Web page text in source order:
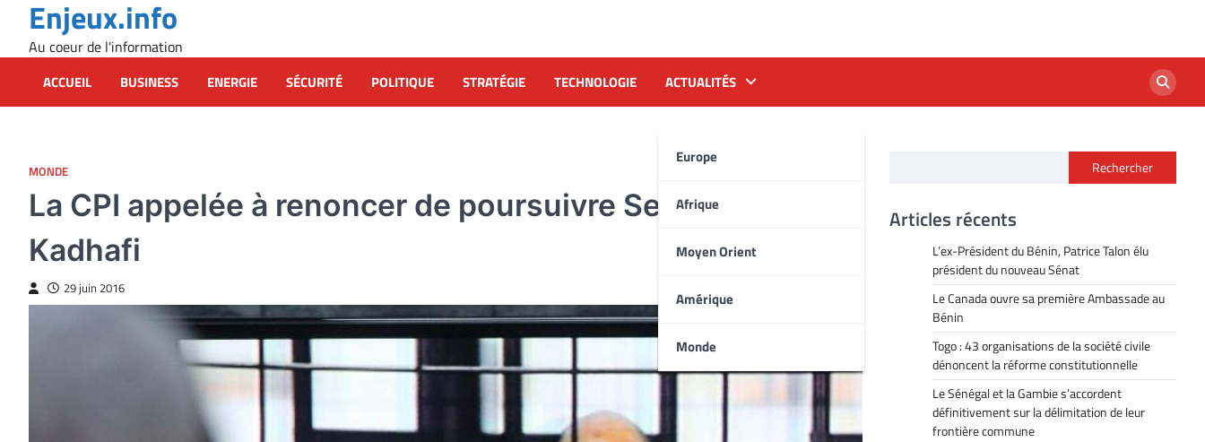
content
Enjeux.info
Au coeur de l'information
ACCUEIL BUSINESS ENERGIE SÉCURITÉ POLITIQUE STRATÉGIE TECHNOLOGIE ACTUALITÉS
Europe
Afrique
Moyen Orient
Amérique
Monde
MONDE
La CPI appelée à renoncer de poursuivre Seif al-Islam
Kadhafi
29 juin 2016
Rechercher
Articles récents
L’ex-Président du Bénin, Patrice Talon élu
président du nouveau Sénat
Le Canada ouvre sa première Ambassade au
Bénin
Togo : 43 organisations de la société civile
dénoncent la réforme constitutionnelle
Le Sénégal et la Gambie s’accordent
définitivement sur la délimitation de leur
frontière commune